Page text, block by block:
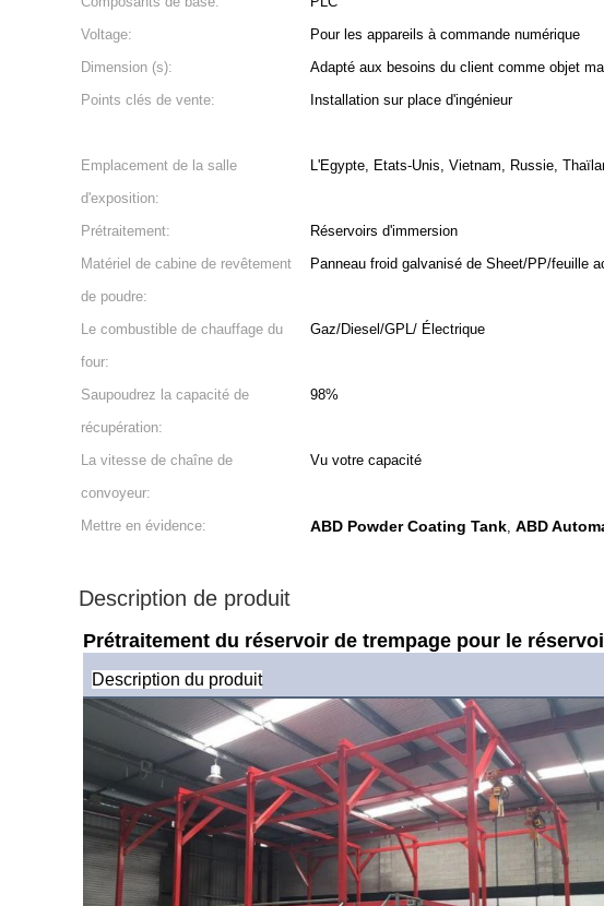
Voltage:
Pour les appareils à commande numérique
Dimension (s):
Adapté aux besoins du client comme objet
Points clés de vente:
Installation sur place d'ingénieur
Emplacement de la salle
d'exposition:
L'Egypte, Etats-Unis, Vietnam, Russie,
Prétraitement: Réservoirs d'immersion
Matériel de cabine de revêtement
de poudre:
Panneau froid galvanisé de Sheet/PP/feuille
Le combustible de chauffage du
four:
Gaz/Diesel/GPL/ Électrique
Saupoudrez la capacité de
récupération:
98%
La vitesse de chaîne de
convoyeur:
Vu votre capacité
Mettre en évidence: ABD Powder Coating Tank, ABD
Description de produit
Prétraitement du réservoir de trempage pour le
Description du produit